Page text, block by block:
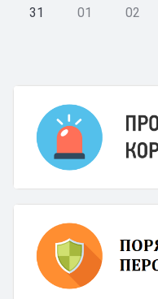
31 01 02